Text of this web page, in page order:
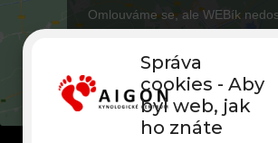
Správa
cookies - Aby
byl web, jak
ho znáte
Omlouváme se, ale WEBík
zobrazit. Kliknutím nám ji ale